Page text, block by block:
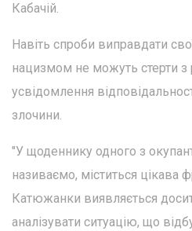
Кабачій.
Навіть спроби виправдати
нацизмом не можуть стерти з
усвідомлення
злочини.
"У щоденнику одного з
називаємо, міститься цікава
Катюжанки виявляється
аналізувати ситуацію, що